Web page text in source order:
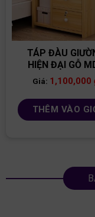
TÁP ĐÀU
HIỆN ĐẠI GỖ
TĐG10
Giá: 1,100,000
THÊM VÀO